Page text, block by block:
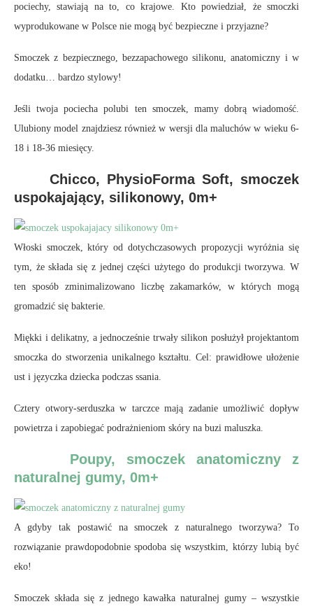
pociechy, stawiają na to, co krajowe. Kto powiedział, że smoczki
wyprodukowane w Polsce nie mogą być bezpieczne i przyjazne?
Smoczek z bezpiecznego, bezzapachowego silikonu, anatomiczny i w
dodatku… bardzo stylowy!
Jeśli twoja pociecha polubi ten smoczek, mamy dobrą wiadomość.
Ulubiony model znajdziesz również w wersji dla maluchów w wieku 6-
18 i 18-36 miesięcy.
Chicco, PhysioForma Soft, smoczek
uspokajający, silikonowy, 0m+
Włoski smoczek, który od dotychczasowych propozycji wyróżnia się
tym, że składa się z jednej części użytego do produkcji tworzywa. W
ten sposób zminimalizowano liczbę zakamarków, w których mogą
gromadzić się bakterie.
Miękki i delikatny, a jednocześnie trwały silikon posłużył projektantom
smoczka do stworzenia unikalnego kształtu. Cel: prawidłowe ułożenie
ust i języczka dziecka podczas ssania.
Cztery otwory-serduszka w tarczce mają zadanie umożliwić dopływ
powietrza i zapobiegać podrażnieniom skóry na buzi maluszka.
Poupy, smoczek anatomiczny z
naturalnej gumy, 0m+
A gdyby tak postawić na smoczek z naturalnego tworzywa? To
rozwiązanie prawdopodobnie spodoba się wszystkim, którzy lubią być
eko!
Smoczek składa się z jednego kawałka naturalnej gumy – wszystkie